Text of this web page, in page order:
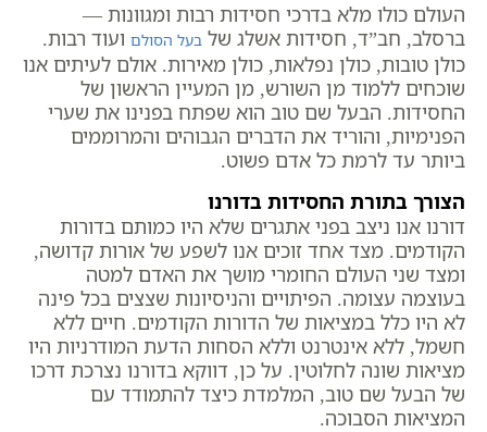
העולם כולו מלא בדרכי חסידות רבות ומגוונות —
ברסלב, חב”ד, חסידות אשלג של בעל הסולם ועוד רבות.
כולן טובות, כולן נפלאות, כולן מאירות. אולם לעיתים אנו
שוכחים ללמוד מן השורש, מן המעיין הראשון של
החסידות. הבעל שם טוב הוא שפתח בפנינו את שערי
הפנימיות, והוריד את הדברים הגבוהים והמרוממים
ביותר עד לרמת כל אדם פשוט.
הצורך בתורת החסידות בדורנו
דורנו אנו ניצב בפני אתגרים שלא היו כמותם בדורות
הקודמים. מצד אחד זוכים אנו לשפע של אורות קדושה,
ומצד שני העולם החומרי מושך את האדם למטה
בעוצמה עצומה. הפיתויים והניסיונות שצצים בכל פינה
לא היו כלל במציאות של הדורות הקודמים. חיים ללא
חשמל, ללא אינטרנט וללא הסחות הדעת המודרניות היו
מציאות שונה לחלוטין. על כן, דווקא בדורנו נצרכת דרכו
של הבעל שם טוב, המלמדת כיצד להתמודד עם
המציאות הסבוכה.